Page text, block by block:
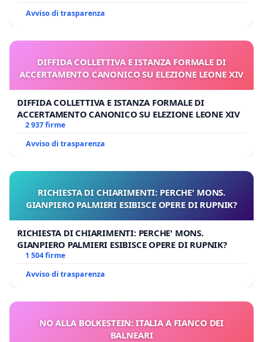
Avviso di trasparenza
DIFFIDA COLLETTIVA E ISTANZA FORMALE DI
ACCERTAMENTO CANONICO SU ELEZIONE LEONE XIV
DIFFIDA COLLETTIVA E ISTANZA FORMALE DI
ACCERTAMENTO CANONICO SU ELEZIONE LEONE XIV
2 937 firme
Avviso di trasparenza
RICHIESTA DI CHIARIMENTI: PERCHE' MONS.
GIANPIERO PALMIERI ESIBISCE OPERE DI RUPNIK?
RICHIESTA DI CHIARIMENTI: PERCHE' MONS.
GIANPIERO PALMIERI ESIBISCE OPERE DI RUPNIK?
1 504 firme
Avviso di trasparenza
NO ALLA BOLKESTEIN: ITALIA A FIANCO DEI
BALNEARI